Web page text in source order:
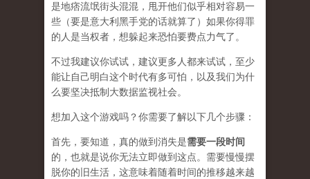
是地痞流氓街头混混，甩开他们似乎相对容易一
些（要是意大利黑手党的话就算了）如果你得罪
的人是当权者，想躲起来恐怕要费点力气了。
不过我建议你试试，建议更多人都来试试，至少
能让自己明白这个时代有多可怕，以及我们为什
么要坚决抵制大数据监视社会。
想加入这个游戏吗？你需要了解以下几个步骤：
首先，要知道，真的做到消失是需要一段时间
的，也就是说你无法立即做到这点。需要慢慢摆
脱你的旧生活，这意味着随着时间的推移越来越